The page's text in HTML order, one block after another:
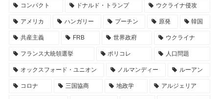
コンパクト ドナルド・トランプ ウクライナ侵攻
アメリカ ハンガリー プーチン 原発 韓国
共産主義 FRB 世界政府 ウクライナ
フランス大統領選挙 ポリコレ 人口問題
オックスフォード・ユニオン ノルマンディー ルーアン
コロナ 三国協商 地政学 アルジェリア